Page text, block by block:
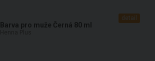
Barva pro muže Černá 80 ml
detail